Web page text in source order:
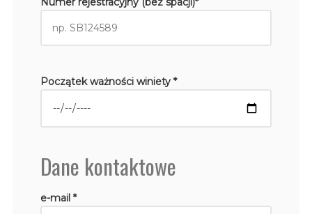
Początek ważności winiety *
Dane kontaktowe
e-mail *